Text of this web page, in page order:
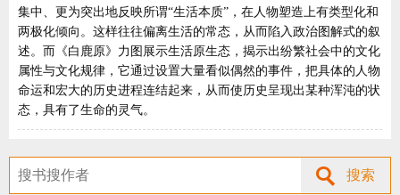
集中、更为突出地反映所谓“生活本质”，在人物塑造上有类型化和
两极化倾向。这样往往偏离生活的常态，从而陷入政治图解式的叙
述。而《白鹿原》力图展示生活原生态，揭示出纷繁社会中的文化
属性与文化规律，它通过设置大量看似偶然的事件，把具体的人物
命运和宏大的历史进程连结起来，从而使历史呈现出某种浑沌的状
态，具有了生命的灵气。
搜索